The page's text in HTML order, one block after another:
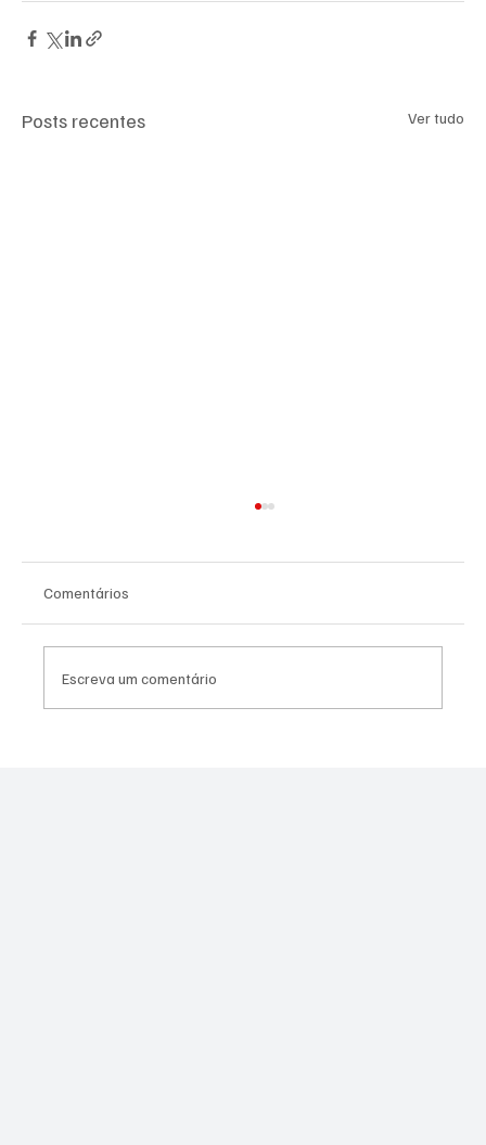
Posts recentes Ver tudo
Comentários
Escreva um comentário